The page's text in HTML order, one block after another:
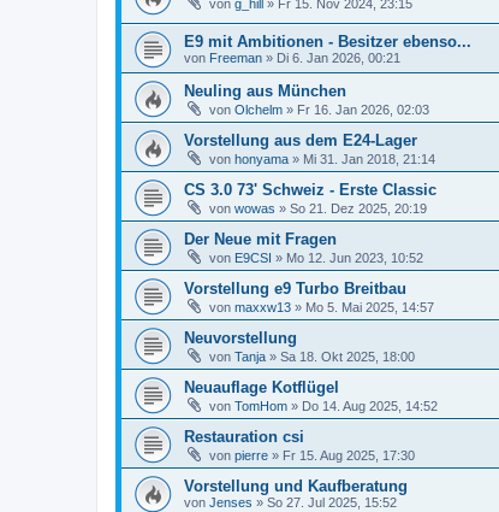
von g_hill » Fr 15. Nov 2024, 23:15
E9 mit Ambitionen - Besitzer ebenso...
von Freeman » Di 6. Jan 2026, 00:21
Neuling aus München
von Olchelm » Fr 16. Jan 2026, 02:03
Vorstellung aus dem E24-Lager
von honyama » Mi 31. Jan 2018, 21:14
CS 3.0 73' Schweiz - Erste Classic
von wowas » So 21. Dez 2025, 20:19
Der Neue mit Fragen
von E9CSI » Mo 12. Jun 2023, 10:52
Vorstellung e9 Turbo Breitbau
von maxxw13 » Mo 5. Mai 2025, 14:57
Neuvorstellung
von Tanja » Sa 18. Okt 2025, 18:00
Neuauflage Kotflügel
von TomHom » Do 14. Aug 2025, 14:52
Restauration csi
von pierre » Fr 15. Aug 2025, 17:30
Vorstellung und Kaufberatung
von Jenses » So 27. Jul 2025, 15:52